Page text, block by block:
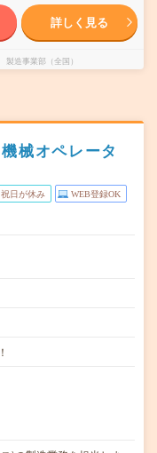
詳しく見る
造事業部（全国）
械オペレータ
祝日が休み WEB登録OK